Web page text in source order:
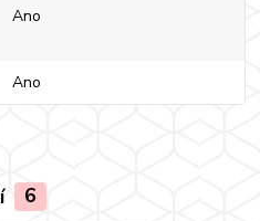
Ano
Ano
6